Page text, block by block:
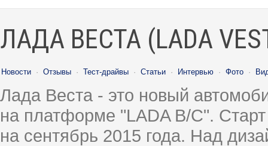
ЛАДА ВЕСТА (LADA
Новости · Отзывы · Тест-драйвы · Статьи · Интервью · Фото ·
Лада Веста - это новый
на платформе "LADA B/C".
на сентябрь 2015 года. Над